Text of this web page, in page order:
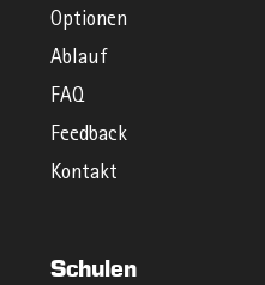
Optionen
Ablauf
FAQ
Feedback
Kontakt
Schulen